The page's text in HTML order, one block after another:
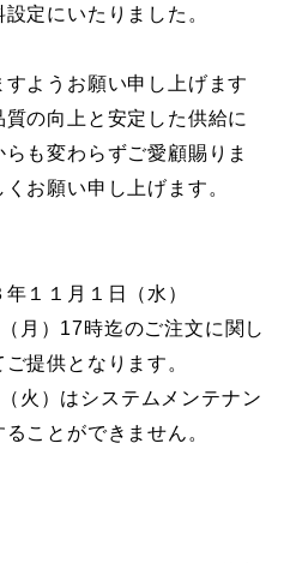
定にいたりました。
ようお願い申し上げます
の向上と安定した供給に
も変わらずご愛顧賜りま
お願い申し上げます。
１１月１日（水）
17時迄のご注文に関し
提供となります。
はシステムメンテナン
ことができません。